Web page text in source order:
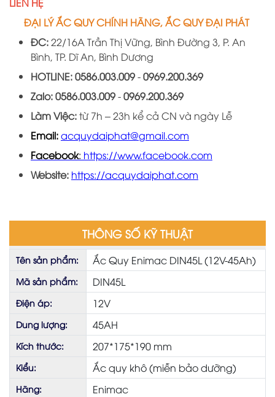
ĐẠI LÝ ẮC QUY CHÍNH HÃNG, ẮC QUY ĐẠI PHÁT
ĐC:22/16A Trần Thị Vững, Bình Đường 3, P. An
Bình, TP. Dĩ An, Bình Dương
HOTLINE:0586.003.009-0969.200.369
Zalo:0586.003.009-0969.200.369
Làm Việc:từ 7h – 23h kể cả CN và ngày Lễ
Email:acquydaiphat@gmail.com
Facebook: https://www.facebook.com
Website: https://acquydaiphat.com
THÔNG SỐ KỸ THUẬT
Tên sản phẩm: Ắc Quy Enimac DIN45L (12V-45Ah)
Mã sản phẩm: DIN45L
Điện áp: 12V
Dung lượng: 45AH
Kích thước: 207*175*190 mm
Kiểu: Ắc quy khô (miễn bảo dưỡng)
Hãng: Enimac